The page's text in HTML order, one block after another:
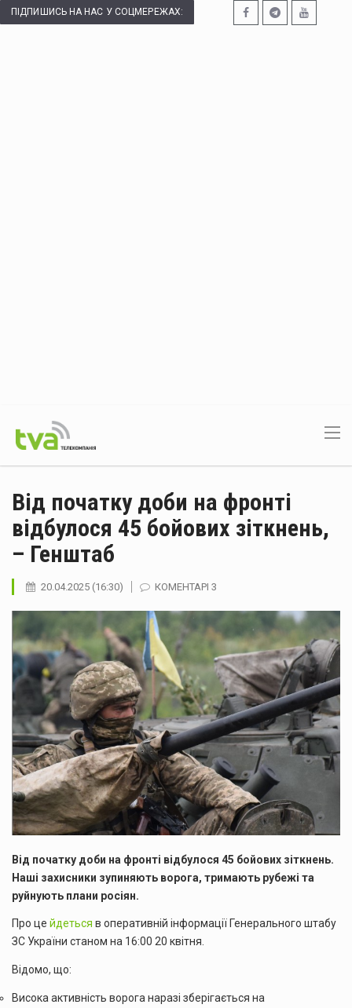
ПІДПИШИСЬ НА НАС У СОЦМЕРЕЖАХ:
Від початку доби на фронті
відбулося 45 бойових зіткнень,
– Генштаб
20.04.2025 (16:30) КОМЕНТАРІ 3
Від початку доби на фронті відбулося 45 бойових зіткнень.
Наші захисники зупиняють ворога, тримають рубежі та
руйнують плани росіян.
Про це йдеться в оперативній інформації Генерального штабу
ЗС України станом на 16:00 20 квітня.
Відомо, що:
Висока активність ворога наразі зберігається на